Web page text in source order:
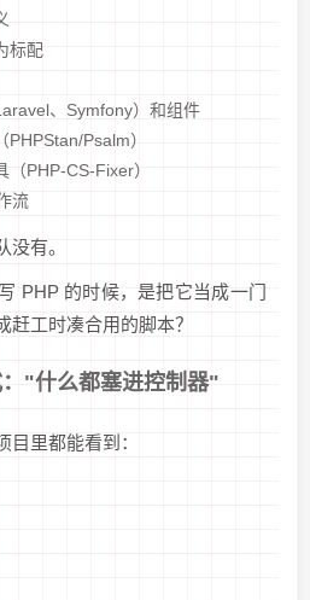
标配
、Symfony）和组件
Psalm）
PHP-CS-Fixer）
流
有。
PHP 的时候，是把它当成一门
工时凑合用的脚本？
"什么都塞进控制器"
里都能看到：